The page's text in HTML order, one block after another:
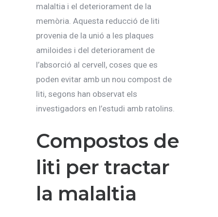
malaltia i el deteriorament de la
memòria. Aquesta reducció de liti
provenia de la unió a les plaques
amiloides i del deteriorament de
l’absorció al cervell, coses que es
poden evitar amb un nou compost de
liti, segons han observat els
investigadors en l’estudi amb ratolins.
Compostos de
liti per tractar
la malaltia